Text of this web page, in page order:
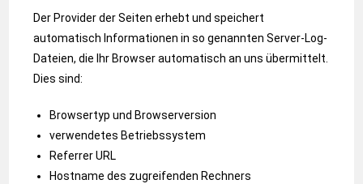
Der Provider der Seiten erhebt und speichert
automatisch Informationen in so genannten Server-Log-
Dateien, die Ihr Browser automatisch an uns übermittelt.
Dies sind:
Browsertyp und Browserversion
verwendetes Betriebssystem
Referrer URL
Hostname des zugreifenden Rechners